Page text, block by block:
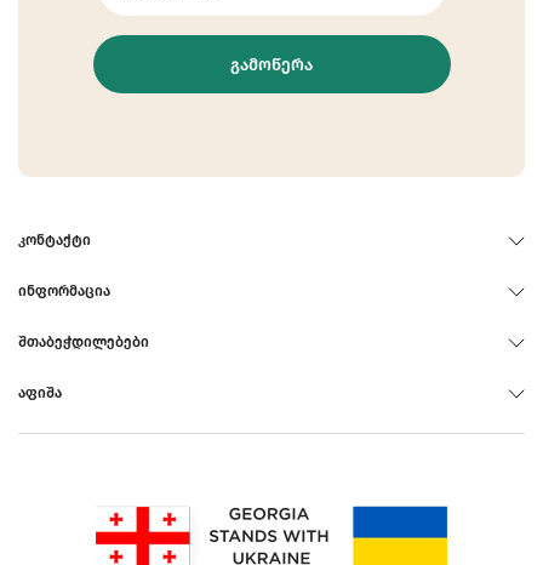
ᲒᲐᲛᲝᲬᲔᲠᲐ
ᲙᲝᲜᲢᲐᲥᲢᲘ
ᲘᲜᲤᲝᲠᲛᲐᲪᲘᲐ
ᲨᲗᲐᲑᲔᲭᲓᲘᲚᲔᲑᲔᲑᲘ
ᲐᲤᲘᲨᲐ